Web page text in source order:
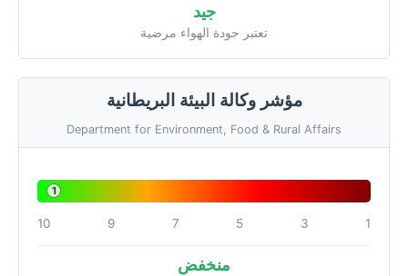
جيد
تعتبر جودة الهواء مرضية
مؤشر وكالة البيئة البريطانية
Department for Environment, Food & Rural Affairs
1
1
3
5
7
9
10
منخفض